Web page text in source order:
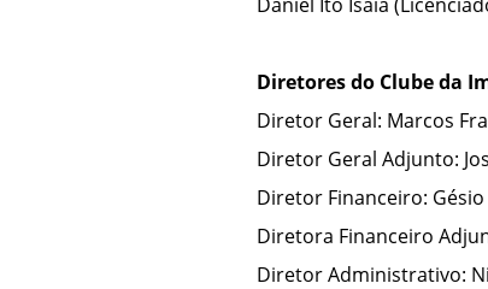
Diretores do Clube da
Diretor Geral: Marcos
Diretor Geral Adjunto:
Diretor Financeiro: Gésio
Diretora Financeiro
Diretor Administrativo: